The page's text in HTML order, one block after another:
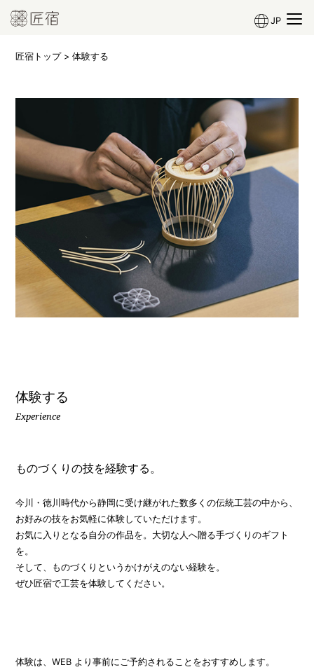
JP
匠宿トップ> 体験する
体験する
Experience
ものづくりの技を経験する。
今川・徳川時代から静岡に受け継がれた数多くの伝統工芸の中から、
お好みの技をお気軽に体験していただけます。
お気に入りとなる自分の作品を。大切な人へ贈る手づくりのギフト
を。
そして、ものづくりというかけがえのない経験を。
ぜひ匠宿で工芸を体験してください。
体験は、WEB より事前にご予約されることをおすすめします。